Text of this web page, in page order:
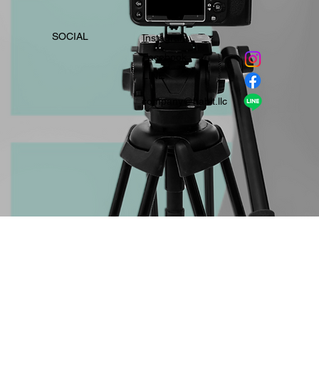
​SOCIAL
Instagram
​Facebook
company＠habit.llc